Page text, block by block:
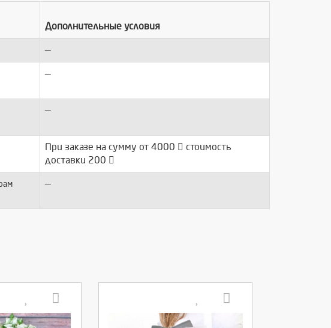
Дополнительные условия
—
—
—
При заказе на сумму от 4000
стоимость
доставки 200
—